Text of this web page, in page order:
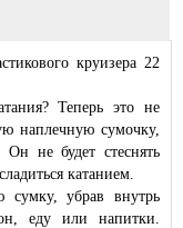
круизера 22
Теперь это не
наплечную сумочку,
не будет стеснять
катанием.
сумку, убрав внутрь
еду или напитки.